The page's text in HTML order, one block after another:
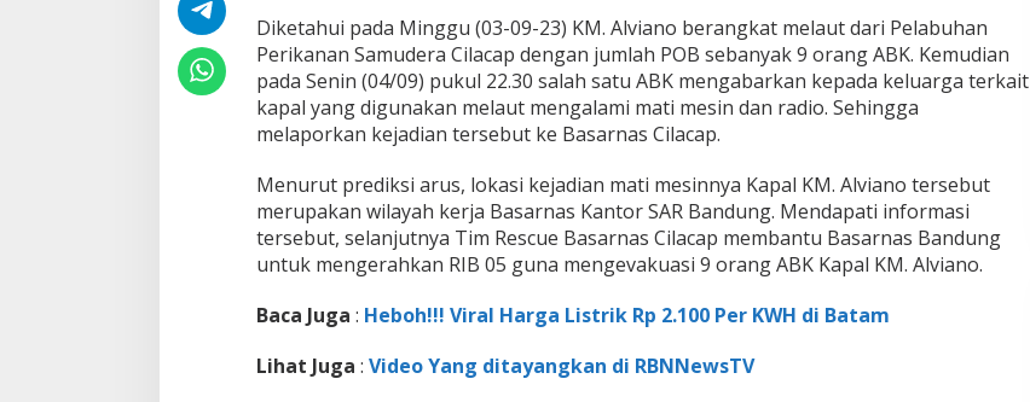
A
B
K
B
e
r
a
s
i
l
d
E
k
Diketahui pada Minggu (03-09-23) KM. Alviano berangkat melaut dari Pelabuhan
Perikanan Samudera Cilacap dengan jumlah POB sebanyak 9 orang ABK. Kemudian
pada Senin (04/09) pukul 22.30 salah satu ABK mengabarkan kepada keluarga terkait
kapal yang digunakan melaut mengalami mati mesin dan radio. Sehingga
melaporkan kejadian tersebut ke Basarnas Cilacap.
Menurut prediksi arus, lokasi kejadian mati mesinnya Kapal KM. Alviano tersebut
merupakan wilayah kerja Basarnas Kantor SAR Bandung. Mendapati informasi
tersebut, selanjutnya Tim Rescue Basarnas Cilacap membantu Basarnas Bandung
untuk mengerahkan RIB 05 guna mengevakuasi 9 orang ABK Kapal KM. Alviano.
Baca Juga : Heboh!!! Viral Harga Listrik Rp 2.100 Per KWH di Batam
Lihat Juga : Video Yang ditayangkan di RBNNewsTV